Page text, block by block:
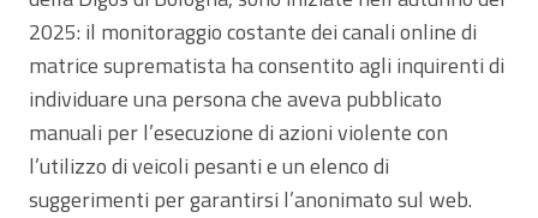
2025: il monitoraggio costante dei canali online di
matrice suprematista ha consentito agli inquirenti di
individuare una persona che aveva pubblicato
manuali per l’esecuzione di azioni violente con
l’utilizzo di veicoli pesanti e un elenco di
suggerimenti per garantirsi l’anonimato sul web.